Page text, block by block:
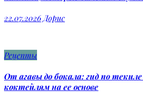
22.07.2026 Дорис
Рецепты
От агавы до бокала: гид по
коктейлям на ее основе